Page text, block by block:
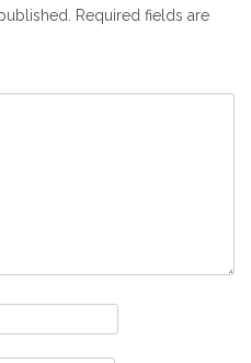
Required fields are